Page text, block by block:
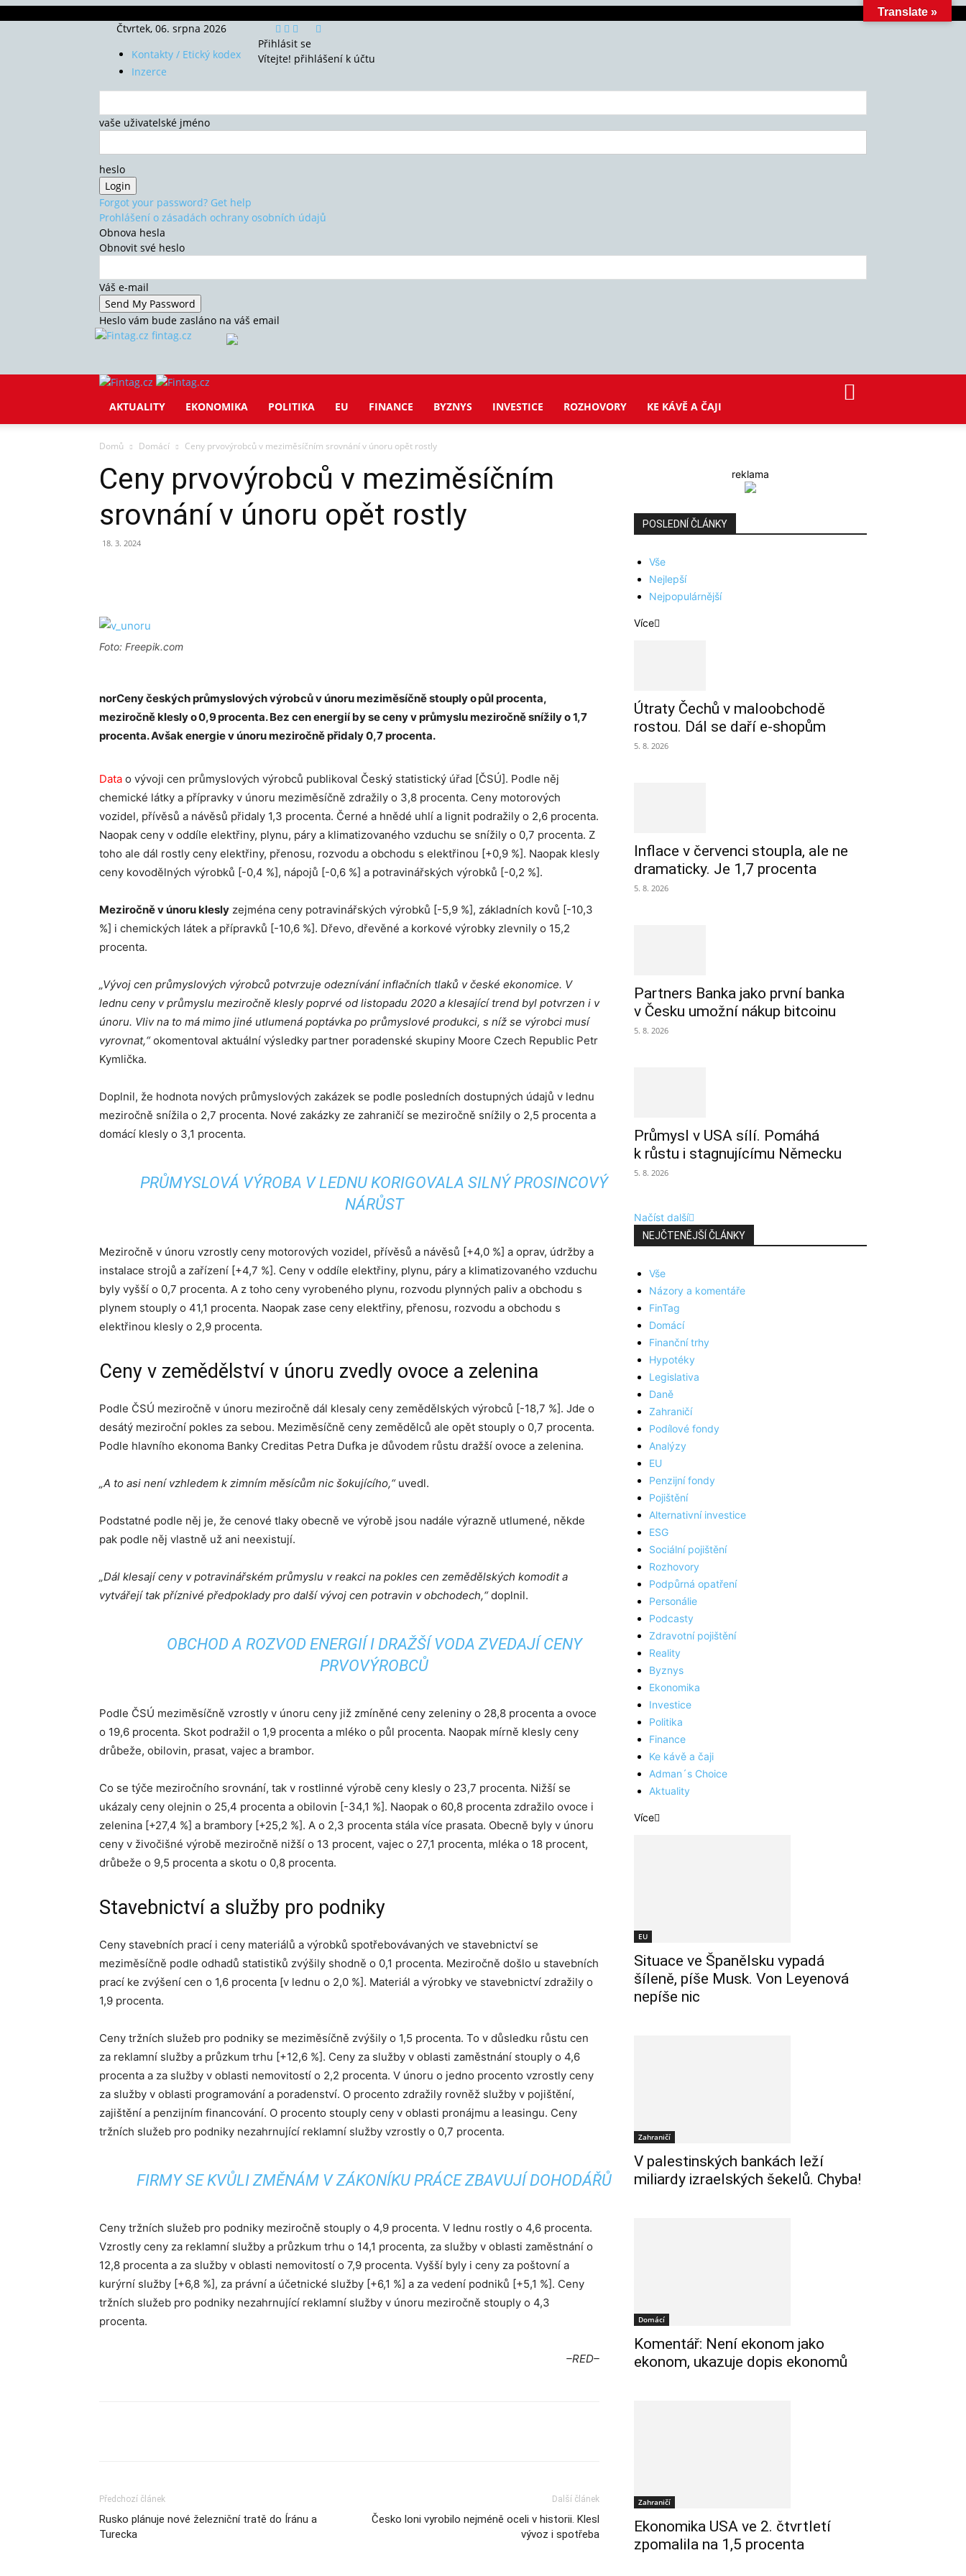
Čtvrtek, 06. srpna 2026
Kontakty / Etický kodex
Inzerce
Přihlásit se
Vítejte! přihlášení k účtu
vaše uživatelské jméno
heslo
Forgot your password? Get help
Prohlášení o zásadách ochrany osobních údajů
Obnova hesla
Obnovit své heslo
Váš e-mail
Heslo vám bude zasláno na váš email
fintag.cz
AKTUALITY EKONOMIKA POLITIKA EU FINANCE BYZNYS INVESTICE ROZHOVORY KE KÁVĚ A ČAJI
Domů Domácí Ceny prvovýrobců v meziměsíčním srovnání v únoru opět rostly
Ceny prvovýrobců v meziměsíčním
srovnání v únoru opět rostly
18. 3. 2024
Foto: Freepik.com
norCeny českých průmyslových výrobců v únoru meziměsíčně stouply o půl procenta,
meziročně klesly o 0,9 procenta. Bez cen energií by se ceny v průmyslu meziročně snížily o 1,7
procenta. Avšak energie v únoru meziročně přidaly 0,7 procenta.
Data o vývoji cen průmyslových výrobců publikoval Český statistický úřad [ČSÚ]. Podle něj
chemické látky a přípravky v únoru meziměsíčně zdražily o 3,8 procenta. Ceny motorových
vozidel, přívěsů a návěsů přidaly 1,3 procenta. Černé a hnědé uhlí a lignit podražily o 2,6 procenta.
Naopak ceny v oddíle elektřiny, plynu, páry a klimatizovaného vzduchu se snížily o 0,7 procenta. Z
toho ale dál rostly ceny elektřiny, přenosu, rozvodu a obchodu s elektřinou [+0,9 %]. Naopak klesly
ceny kovodělných výrobků [-0,4 %], nápojů [-0,6 %] a potravinářských výrobků [-0,2 %].
Meziročně v únoru klesly zejména ceny potravinářských výrobků [-5,9 %], základních kovů [-10,3
%] i chemických látek a přípravků [-10,6 %]. Dřevo, dřevěné a korkové výrobky zlevnily o 15,2
procenta.
„Vývoj cen průmyslových výrobců potvrzuje odeznívání inflačních tlaků v české ekonomice. V
lednu ceny v průmyslu meziročně klesly poprvé od listopadu 2020 a klesající trend byl potvrzen i v
únoru. Vliv na to má mimo jiné utlumená poptávka po průmyslové produkci, s níž se výrobci musí
vyrovnat,“okomentoval aktuální výsledky partner poradenské skupiny Moore Czech Republic Petr
Kymlička.
Doplnil, že hodnota nových průmyslových zakázek se podle posledních dostupných údajů v lednu
meziročně snížila o 2,7 procenta. Nové zakázky ze zahraničí se meziročně snížily o 2,5 procenta a
domácí klesly o 3,1 procenta.
PRŮMYSLOVÁ VÝROBA V LEDNU KORIGOVALA SILNÝ PROSINCOVÝ
NÁRŮST
Meziročně v únoru vzrostly ceny motorových vozidel, přívěsů a návěsů [+4,0 %] a oprav, údržby a
instalace strojů a zařízení [+4,7 %]. Ceny v oddíle elektřiny, plynu, páry a klimatizovaného vzduchu
byly vyšší o 0,7 procenta. A z toho ceny vyrobeného plynu, rozvodu plynných paliv a obchodu s
plynem stouply o 41,1 procenta. Naopak zase ceny elektřiny, přenosu, rozvodu a obchodu s
elektřinou klesly o 2,9 procenta.
Ceny v zemědělství v únoru zvedly ovoce a zelenina
Podle ČSÚ meziročně v únoru meziročně dál klesaly ceny zemědělských výrobců [-18,7 %]. Jde o
desátý meziroční pokles za sebou. Meziměsíčně ceny zemědělců ale opět stouply o 0,7 procenta.
Podle hlavního ekonoma Banky Creditas Petra Dufka je důvodem růstu dražší ovoce a zelenina.
„A to asi není vzhledem k zimním měsícům nic šokujícího,“uvedl.
Podstatné podle něj je, že cenové tlaky obecně ve výrobě jsou nadále výrazně utlumené, někde
pak podle něj vlastně už ani neexistují.
„Dál klesají ceny v potravinářském průmyslu v reakci na pokles cen zemědělských komodit a
vytvářejí tak příznivé předpoklady pro další vývoj cen potravin v obchodech,“doplnil.
OBCHOD A ROZVOD ENERGIÍ I DRAŽŠÍ VODA ZVEDAJÍ CENY
PRVOVÝROBCŮ
Podle ČSÚ meziměsíčně vzrostly v únoru ceny již zmíněné ceny zeleniny o 28,8 procenta a ovoce
o 19,6 procenta. Skot podražil o 1,9 procenta a mléko o půl procenta. Naopak mírně klesly ceny
drůbeže, obilovin, prasat, vajec a brambor.
Co se týče meziročního srovnání, tak v rostlinné výrobě ceny klesly o 23,7 procenta. Nižší se
ukázaly ceny olejnin o 25,4 procenta a obilovin [-34,1 %]. Naopak o 60,8 procenta zdražilo ovoce i
zelenina [+27,4 %] a brambory [+25,2 %]. A o 2,3 procenta stála více prasata. Obecně byly v únoru
ceny v živočišné výrobě meziročně nižší o 13 procent, vajec o 27,1 procenta, mléka o 18 procent,
drůbeže o 9,5 procenta a skotu o 0,8 procenta.
Stavebnictví a služby pro podniky
Ceny stavebních prací i ceny materiálů a výrobků spotřebovávaných ve stavebnictví se
meziměsíčně podle odhadů statistiků zvýšily shodně o 0,1 procenta. Meziročně došlo u stavebních
prací ke zvýšení cen o 1,6 procenta [v lednu o 2,0 %]. Materiál a výrobky ve stavebnictví zdražily o
1,9 procenta.
Ceny tržních služeb pro podniky se meziměsíčně zvýšily o 1,5 procenta. To v důsledku růstu cen
za reklamní služby a průzkum trhu [+12,6 %]. Ceny za služby v oblasti zaměstnání stouply o 4,6
procenta a za služby v oblasti nemovitostí o 2,2 procenta. V únoru o jedno procento vzrostly ceny
za služby v oblasti programování a poradenství. O procento zdražily rovněž služby v pojištění,
zajištění a penzijním financování. O procento stouply ceny v oblasti pronájmu a leasingu. Ceny
tržních služeb pro podniky nezahrnující reklamní služby vzrostly o 0,7 procenta.
FIRMY SE KVŮLI ZMĚNÁM V ZÁKONÍKU PRÁCE ZBAVUJÍ DOHODÁŘŮ
Ceny tržních služeb pro podniky meziročně stouply o 4,9 procenta. V lednu rostly o 4,6 procenta.
Vzrostly ceny za reklamní služby a průzkum trhu o 14,1 procenta, za služby v oblasti zaměstnání o
12,8 procenta a za služby v oblasti nemovitostí o 7,9 procenta. Vyšší byly i ceny za poštovní a
kurýrní služby [+6,8 %], za právní a účetnické služby [+6,1 %] a za vedení podniků [+5,1 %]. Ceny
tržních služeb pro podniky nezahrnující reklamní služby v únoru meziročně stouply o 4,3
procenta.
–RED–
Předchozí článek
Rusko plánuje nové železniční tratě do Íránu a
Turecka
Další článek
Česko loni vyrobilo nejméně oceli v historii. Klesl
vývoz i spotřeba
reklama
POSLEDNÍ ČLÁNKY
Vše
Nejlepší
Nejpopulárnější
Více
Útraty Čechů v maloobchodě
rostou. Dál se daří e-shopům
5. 8. 2026
Inflace v červenci stoupla, ale ne
dramaticky. Je 1,7 procenta
5. 8. 2026
Partners Banka jako první banka
v Česku umožní nákup bitcoinu
5. 8. 2026
Průmysl v USA sílí. Pomáhá
k růstu i stagnujícímu Německu
5. 8. 2026
Načíst další
NEJČTENĚJŠÍ ČLÁNKY
Vše
Názory a komentáře
FinTag
Domácí
Finanční trhy
Hypotéky
Legislativa
Daně
Zahraničí
Podílové fondy
Analýzy
EU
Penzijní fondy
Pojištění
Alternativní investice
ESG
Sociální pojištění
Rozhovory
Podpůrná opatření
Personálie
Podcasty
Zdravotní pojištění
Reality
Byznys
Ekonomika
Investice
Politika
Finance
Ke kávě a čaji
Adman´s Choice
Aktuality
Více
EU
Situace ve Španělsku vypadá
šíleně, píše Musk. Von Leyenová
nepíše nic
Zahraničí
V palestinských bankách leží
miliardy izraelských šekelů. Chyba!
Domácí
Komentář: Není ekonom jako
ekonom, ukazuje dopis ekonomů
Zahraničí
Ekonomika USA ve 2. čtvrtletí
zpomalila na 1,5 procenta
Translate »